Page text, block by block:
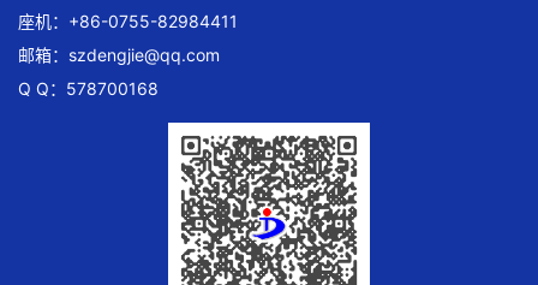
座机：+86-0755-82984411
邮箱： szdengjie@qq.com
Q Q：578700168